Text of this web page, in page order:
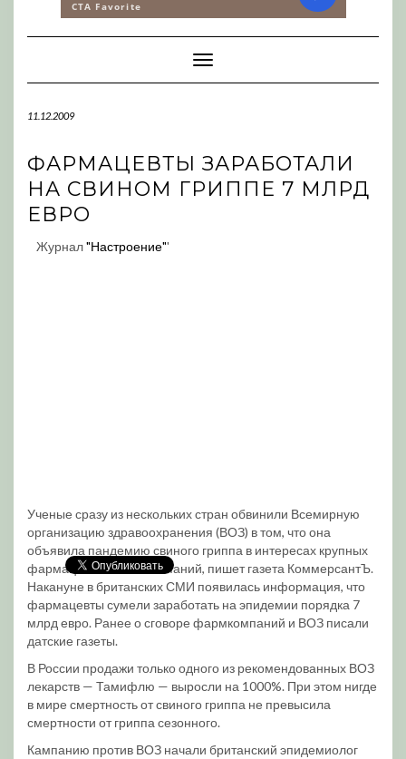
Toggle
Navigation
11.12.2009
ФАРМАЦЕВТЫ ЗАРАБОТАЛИ
НА СВИНОМ ГРИППЕ 7 МЛРД
ЕВРО
Журнал"Настроение"'
Ученые сразу из нескольких стран обвинили Всемирную
организацию здравоохранения (ВОЗ) в том, что она
объявила пандемию свиного гриппа в интересах крупных
фармацевтических компаний, пишет газета КоммерсантЪ.
Накануне в британских СМИ появилась информация, что
фармацевты сумели заработать на эпидемии порядка 7
млрд евро. Ранее о сговоре фармкомпаний и ВОЗ писали
датские газеты.
В России продажи только одного из рекомендованных ВОЗ
лекарств — Тамифлю — выросли на 1000%. При этом нигде
в мире смертность от свиного гриппа не превысила
смертности от гриппа сезонного.
Кампанию против ВОЗ начали британский эпидемиолог